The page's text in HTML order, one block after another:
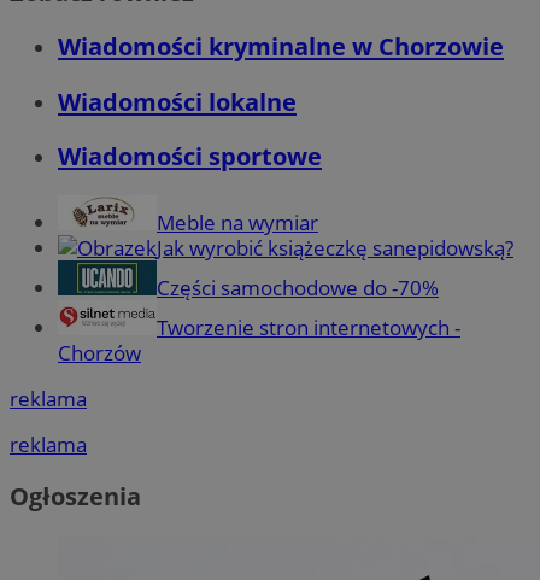
Wiadomości kryminalne w Chorzowie
Wiadomości lokalne
Wiadomości sportowe
Meble na wymiar
Jak wyrobić książeczkę sanepidowską?
Części samochodowe do -70%
Tworzenie stron internetowych -
Chorzów
reklama
reklama
Ogłoszenia